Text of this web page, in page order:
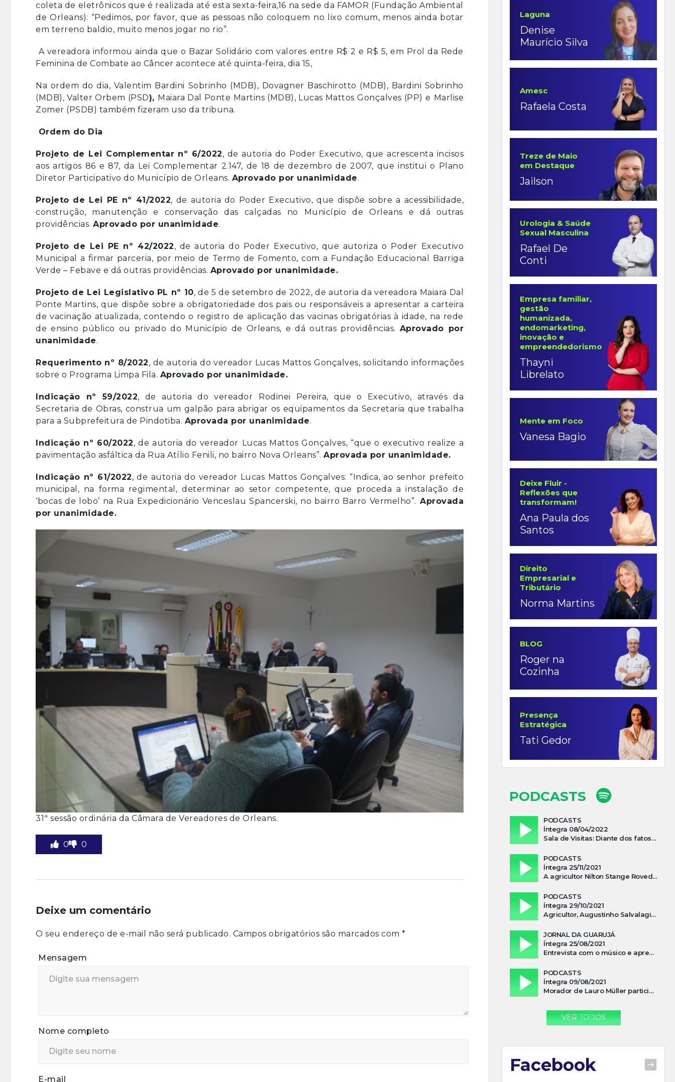
coleta de eletrônicos que é realizada até esta sexta-feira,16 na sede da FAMOR (Fundação Ambiental
de Orleans): “Pedimos, por favor, que as pessoas não coloquem no lixo comum, menos ainda botar
em terreno baldio, muito menos jogar no rio”.
A vereadora informou ainda que o Bazar Solidário com valores entre R$ 2 e R$ 5, em Prol da Rede
Feminina de Combate ao Câncer acontece até quinta-feira, dia 15,
Na ordem do dia, Valentim Bardini Sobrinho (MDB), Dovagner Baschirotto (MDB), Bardini Sobrinho
(MDB), Valter Orbem (PSD), Maiara Dal Ponte Martins (MDB), Lucas Mattos Gonçalves (PP) e Marlise
Zomer (PSDB) também fizeram uso da tribuna.
Ordem do Dia
Projeto de Lei Complementar nº 6/2022, de autoria do Poder Executivo, que acrescenta incisos
aos artigos 86 e 87, da Lei Complementar 2.147, de 18 de dezembro de 2007, que institui o Plano
Diretor Participativo do Município de Orleans. Aprovado por unanimidade.
Projeto de Lei PE nº 41/2022, de autoria do Poder Executivo, que dispõe sobre a acessibilidade,
construção, manutenção e conservação das calçadas no Município de Orleans e dá outras
providências. Aprovado por unanimidade.
Projeto de Lei PE nº 42/2022, de autoria do Poder Executivo, que autoriza o Poder Executivo
Municipal a firmar parceria, por meio de Termo de Fomento, com a Fundação Educacional Barriga
Verde – Febave e dá outras providências. Aprovado por unanimidade.
Projeto de Lei Legislativo PL nº 10, de 5 de setembro de 2022, de autoria da vereadora Maiara Dal
Ponte Martins, que dispõe sobre a obrigatoriedade dos pais ou responsáveis a apresentar a carteira
de vacinação atualizada, contendo o registro de aplicação das vacinas obrigatórias à idade, na rede
de ensino público ou privado do Município de Orleans, e dá outras providências. Aprovado por
unanimidade.
Requerimento nº 8/2022, de autoria do vereador Lucas Mattos Gonçalves, solicitando informações
sobre o Programa Limpa Fila. Aprovado por unanimidade.
Indicação nº 59/2022, de autoria do vereador
Rodinei Pereira, que o Executivo, através da
Secretaria de Obras, construa um galpão para abrigar os equipamentos da Secretaria que trabalha
para a Subprefeitura de Pindotiba. Aprovada por unanimidade.
Indicação nº 60/2022, de autoria do vereador Lucas Mattos Gonçalves, “que o executivo realize a
pavimentação asfáltica da Rua Atílio Fenili, no bairro Nova Orleans”. Aprovada por unanimidade.
Indicação nº 61/2022, de autoria do vereador Lucas Mattos Gonçalves: “Indica, ao senhor prefeito
municipal, na forma regimental, determinar ao setor competente, que proceda a instalação de
‘bocas de lobo’ na Rua Expedicionário Venceslau Spancerski, no bairro Barro Vermelho”. Aprovada
por unanimidade.
31ª sessão ordinária da Câmara de Vereadores de Orleans.
0 0
Deixe um comentário
O seu endereço de e-mail não será publicado. Campos obrigatórios são marcados com *
Mensagem
Nome completo
E-mail
Laguna
Denise
Maurício Silva
Amesc
Rafaela Costa
Treze de Maio
em Destaque
Jailson
Urologia & Saúde
Sexual Masculina
Rafael De
Conti
Empresa familiar,
gestão
humanizada,
endomarketing,
inovação e
empreendedorismo
Thayni
Librelato
Mente em Foco
Vanesa Bagio
Deixe Fluir -
Reflexões que
transformam!
Ana Paula dos
Santos
Direito
Empresarial e
Tributário
Norma Martins
BLOG
Roger na
Cozinha
Presença
Estratégica
Tati Gedor
PODCASTS
PODCASTS
Íntegra 08/04/2022
Sala de Visitas: Diante dos fatos que influenciam a economia o que podemos esperar de 2022
PODCASTS
Íntegra 25/11/2021
A agricultor Nilton Stange Roveda, afirma ter recebido ajuda espiritual durante acidente
PODCASTS
Íntegra 29/10/2021
Agricultor, Augustinho Salvalagio, relata sobre aparição do Cavaleiro Negro no Rio das Furnas
JORNAL DA GUARUJÁ
Íntegra 25/08/2021
Entrevista com o músico e apresentador, Lismael Ferrareis, no Cidade e Campo
PODCASTS
Íntegra 09/08/2021
Morador de Lauro Müller participa de motociata em apoio a Bolsonaro
VER TODOS
Facebook